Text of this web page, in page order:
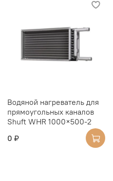
Водяной нагреватель для
прямоугольных каналов
Shuft WHR 1000×500-2
0 ₽